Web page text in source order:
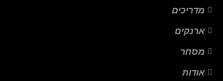
מדריכים
ארנקים
מסחר
אודות